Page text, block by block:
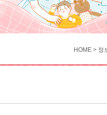
HOME > 정